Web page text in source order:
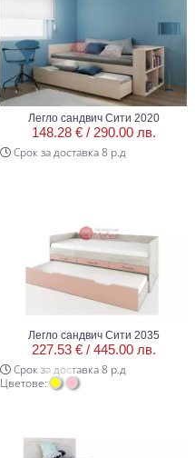
Легло сандвич Сити 2020
148.28 € / 290.00 лв.
Срок за доставка 8 р.д
Легло сандвич Сити 2035
227.53 € / 445.00 лв.
Срок за доставка 8 р.д
Цветове: